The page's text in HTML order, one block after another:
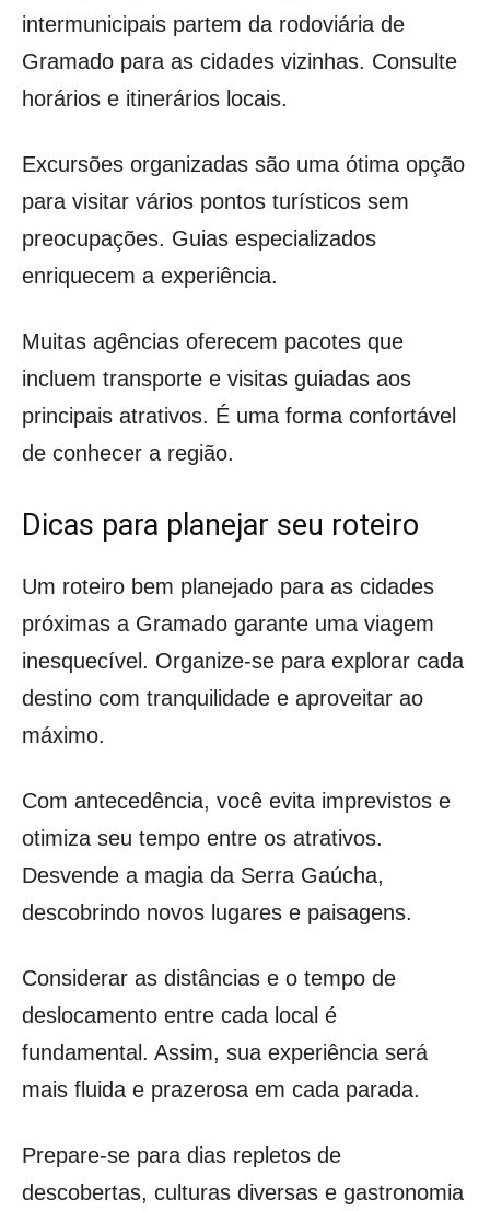
intermunicipais partem da rodoviária de
Gramado para as cidades vizinhas. Consulte
horários e itinerários locais.
Excursões organizadas são uma ótima opção
para visitar vários pontos turísticos sem
preocupações. Guias especializados
enriquecem a experiência.
Muitas agências oferecem pacotes que
incluem transporte e visitas guiadas aos
principais atrativos. É uma forma confortável
de conhecer a região.
Dicas para planejar seu roteiro
Um roteiro bem planejado para as cidades
próximas a Gramado garante uma viagem
inesquecível. Organize-se para explorar cada
destino com tranquilidade e aproveitar ao
máximo.
Com antecedência, você evita imprevistos e
otimiza seu tempo entre os atrativos.
Desvende a magia da Serra Gaúcha,
descobrindo novos lugares e paisagens.
Considerar as distâncias e o tempo de
deslocamento entre cada local é
fundamental. Assim, sua experiência será
mais fluida e prazerosa em cada parada.
Prepare-se para dias repletos de
descobertas, culturas diversas e gastronomia